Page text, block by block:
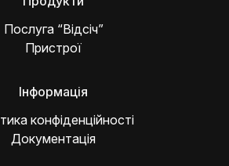
Послуга “Відсіч”
Пристрої
Інформація
конфіденційності
Документація